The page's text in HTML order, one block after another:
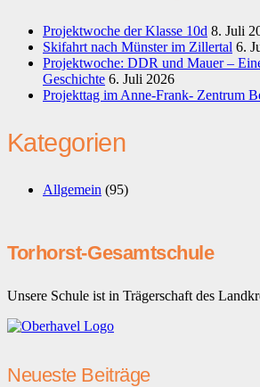
Projektwoche der Klasse 10d 8. Juli
Skifahrt nach Münster im Zillertal 6.
Projektwoche: DDR und Mauer –
Geschichte 6. Juli 2026
Projekttag im Anne-Frank- Zentrum
Kategorien
Allgemein (95)
Torhorst-Gesamtschule
Unsere Schule ist in Trägerschaft des
Neueste Beiträge